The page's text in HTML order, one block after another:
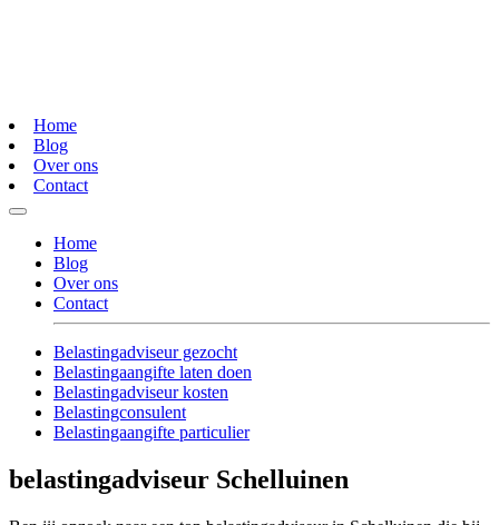
Home
Blog
Over ons
Contact
Home
Blog
Over ons
Contact
Belastingadviseur gezocht
Belastingaangifte laten doen
Belastingadviseur kosten
Belastingconsulent
Belastingaangifte particulier
belastingadviseur Schelluinen